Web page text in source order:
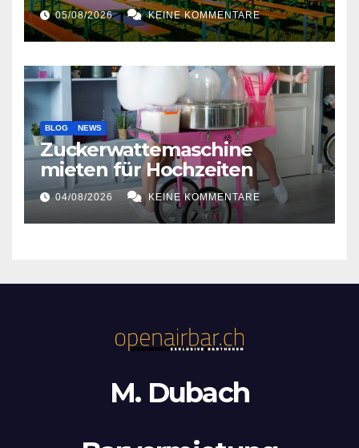
05/08/2026 KEINE KOMMENTARE
BLOG NEWS
Zuckerwattemaschine
mieten für Hochzeiten
04/08/2026 KEINE KOMMENTARE
M. Dubach